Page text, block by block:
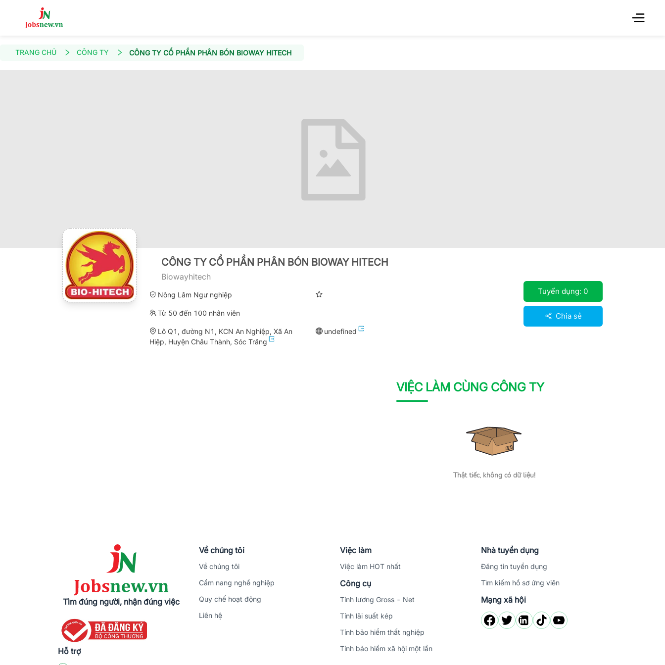
TRANG CHỦ CÔNG TY CÔNG TY CỔ PHẦN PHÂN BÓN BIOWAY HITECH
CÔNG TY CỔ PHẦN PHÂN BÓN BIOWAY HITECH
Biowayhitech
Nông Lâm Ngư nghiệp
Từ 50 đến 100 nhân viên
Lô Q1, đường N1, KCN An Nghiệp, Xã An
Hiệp, Huyện Châu Thành, Sóc Trăng
undefined
Tuyển dụng: 0
Chia sẻ
VIỆC LÀM CÙNG CÔNG TY
Thật tiếc, không có dữ liệu!
Tìm đúng người, nhận đúng việc
Hỗ trợ
Về chúng tôi
Về chúng tôi
Cẩm nang nghề nghiệp
Quy chế hoạt động
Liên hệ
Việc làm
Việc làm HOT nhất
Công cụ
Tính lương Gross - Net
Tính lãi suất kép
Tính bảo hiểm thất nghiệp
Tính bảo hiểm xã hội một lần
Nhà tuyển dụng
Đăng tin tuyển dụng
Tìm kiếm hồ sơ ứng viên
Mạng xã hội